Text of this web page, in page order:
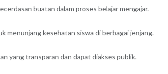
buatan dalam proses belajar mengajar.
menunjang kesehatan siswa di berbagai jenjang.
yang transparan dan dapat diakses publik.